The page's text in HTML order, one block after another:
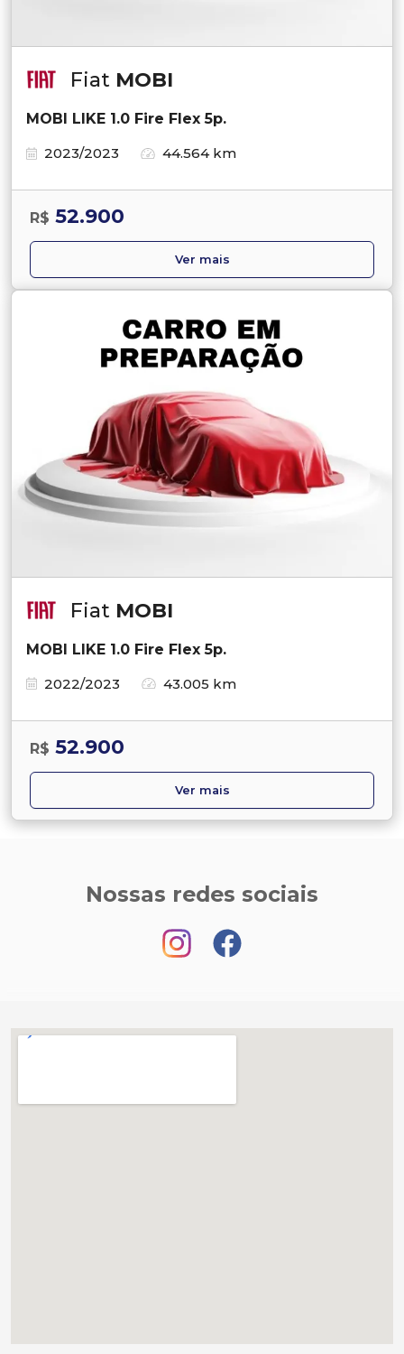
Fiat MOBI
MOBI LIKE 1.0 Fire Flex 5p.
2023/2023
44.564 km
R$ 52.900
Ver mais
Fiat MOBI
MOBI LIKE 1.0 Fire Flex 5p.
2022/2023
43.005 km
R$ 52.900
Ver mais
Nossas redes sociais